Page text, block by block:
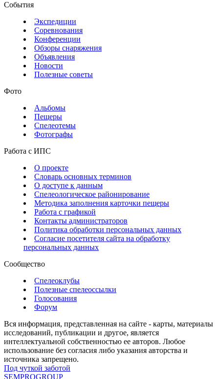
События
Экспедиции
Соревнования
Конференции
Обзоры снаряжения
Объявления
Новости
Полезные советы
Фото
Альбомы
Пещеры
Спелеотемы
Фотографы
Работа с ИПС
О проекте
Словарь основных терминов
О доступе к данным
Спелеологическое районирование
Методика заполнения карточки пещеры
Работа с графикой
Контакты администраторов
Политика обработки персональных данных
Согласие посетителя сайта на обработку
персональных данных
Сообщество
Спелеоклубы
Полезные спелеоссылки
Голосования
Форум
Вся информация, представленная на сайте - карты, материалы
исследований, публикации и другое, является
интеллектуальной собственностью ее авторов. Любое
использование без согласия либо указания авторства и
источника запрещено.
Под чуткой заботой
SEMPROGROUP